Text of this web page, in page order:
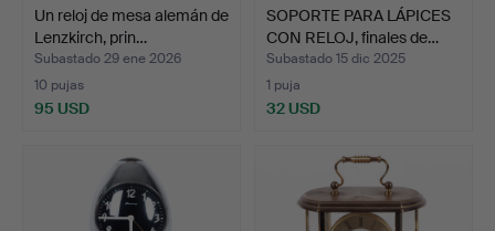
Un reloj de mesa alemán de
Lenzkirch, prin…
Subastado 29 ene 2026
10 pujas
95 USD
SOPORTE PARA LÁPICES
CON RELOJ, finales de…
Subastado 15 dic 2025
1 puja
32 USD